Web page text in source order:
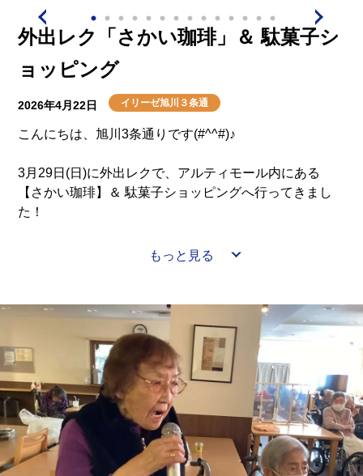
あっさりとしながらも奥深い味わいが特徴です♪
また、バインセオは、米粉の生地を薄く焼き上げたベト
ナム風のお好み焼きのようなお料理で、香ばしさと彩り
普段なかなか味わう機会の少ないエスニック料理に、異
国の空気を感じながら楽しく召し上がっていただくこと
ができました(*^^*)
お食事を通して、いつもとは少し違う新鮮な気分を味わ
っていただける楽しい昼食レクとなりました。
これからも皆さまに楽しんでいただけるような彩り豊か
外出レク「さかい珈琲」＆ 駄菓子シ
ョッピング
2026年4月22日 イリーゼ旭川３条通
こんにちは、旭川3条通りです(#^^#)♪
3月29日(日)に外出レクで、アルティモール内にある
【さかい珈琲】＆ 駄菓子ショッピングへ行ってきまし
た！
今回は午前と午後の2回に分けての外出となります♪
楽町にあるショッピングセンターで、衣料品や雑貨、飲
食店などさまざまなお店が入り、隣接するスーパーセン
ターも利用できるため、お買い物や外出先として親しみ
やすい施設です！
【さかい珈琲】は落ち着いた店内の雰囲気の中で、皆さ
まそれぞれお好きな飲み物を注文され、ゆったりとした
ひとときを過ごされました。
もっと見る